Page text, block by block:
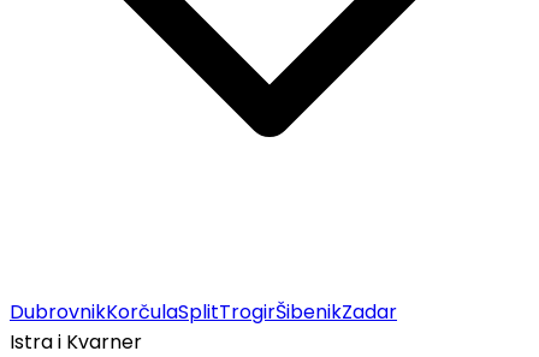
DubrovnikKorčulaSplitTrogirŠibenikZadar
Istra i Kvarner